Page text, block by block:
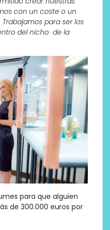
con un coste o un
para ser los
del nicho de la
para que alguien
de 300.000 euros por